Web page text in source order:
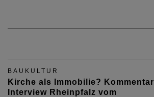
BAUKULTUR
Kirche als Immobilie? Kommentar
Interview Rheinpfalz vom